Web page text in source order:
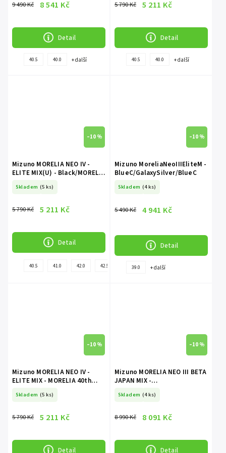
9 490 Kč 8 541 Kč
Detail
40.5 40.0 + další
5 790 Kč 5 211 Kč
Detail
40.5 40.0 + další
–10 %
Mizuno MORELIA NEO IV -
ELITE MIX(U) - Black/MORELIA
Skladem (5 ks)
5 790 Kč 5 211 Kč
Detail
40.5 41.0 42.0 42.5 44.5 45.0
–10 %
Mizuno MoreliaNeoIIIEliteM -
BlueC/GalaxySilver/BlueC
Skladem (4 ks)
5 490 Kč 4 941 Kč
Detail
39.0 + další
–10 %
Mizuno MORELIA NEO IV -
ELITE MIX - MORELIA 40th
Skladem (5 ks)
5 790 Kč 5 211 Kč
Detail
–10 %
Mizuno MORELIA NEO III BETA
JAPAN MIX -
Skladem (4 ks)
8 990 Kč 8 091 Kč
Detail